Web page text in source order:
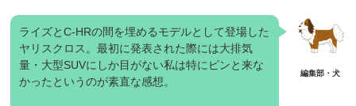
ライズとC-HRの間を埋めるモデルとして登場した
ヤリスクロス。最初に発表された際には大排気
量・大型SUVにしか目がない私は特にピンと来な
かったというのが素直な感想。